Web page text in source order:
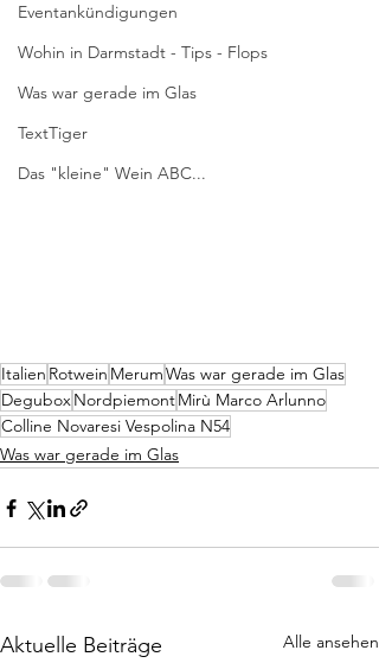
Eventankündigungen
Wohin in Darmstadt - Tips - Flops
Was war gerade im Glas
TextTiger
Das "kleine" Wein ABC...
Italien Rotwein MerumWas war gerade im Glas
DeguboxNordpiemontMirù Marco Arlunno
Colline Novaresi Vespolina N54
Was war gerade im Glas
Aktuelle Beiträge Alle ansehen